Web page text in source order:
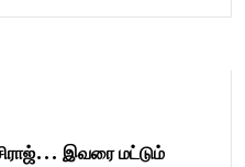
இவரை மட்டும்